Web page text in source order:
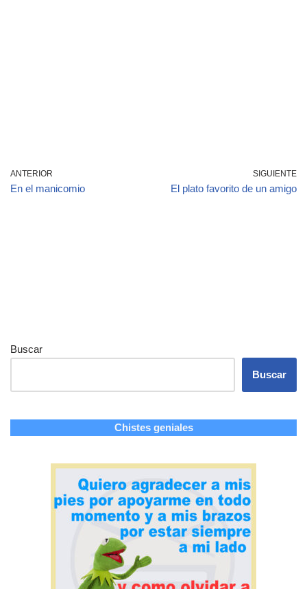
ANTERIOR
En el manicomio
SIGUIENTE
El plato favorito de un amigo
Buscar
Buscar
Chistes geniales